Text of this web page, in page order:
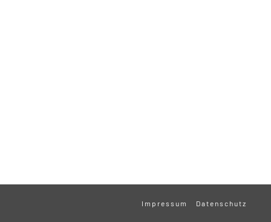
Impressum Datenschutz